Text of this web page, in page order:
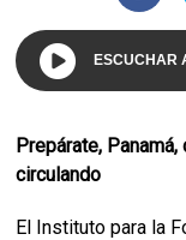
ESCUCHAR
Prepárate,
circulando
El Instituto para la